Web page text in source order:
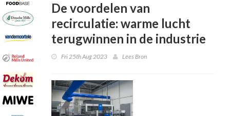
De voordelen van
recirculatie: warme lucht
terugwinnen in de industrie
Fri 25th Aug 2023 Lees Bron